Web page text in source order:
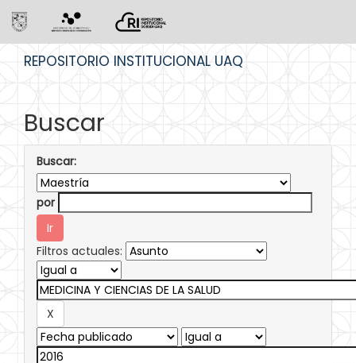
REPOSITORIO INSTITUCIONAL UAQ
Buscar
Buscar:
por
Filtros actuales: